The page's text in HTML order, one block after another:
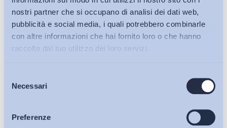
nostri partner che si occupano di analisi dei dati web,
pubblicità e social media, i quali potrebbero combinarle
con altre informazioni che hai fornito loro o che hanno
raccolto dal tuo utilizzo dei loro servizi.
delNecessari
Preferenze
Bollettini ADAPT
Articoli